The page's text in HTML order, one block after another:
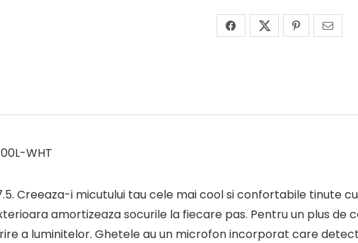
WHT
Creeaza-i micutului tau cele mai cool si confortabile tinute
amortizeaza socurile la fiecare pas. Pentru un plus de
a luminitelor. Ghetele au un microfon incorporat care